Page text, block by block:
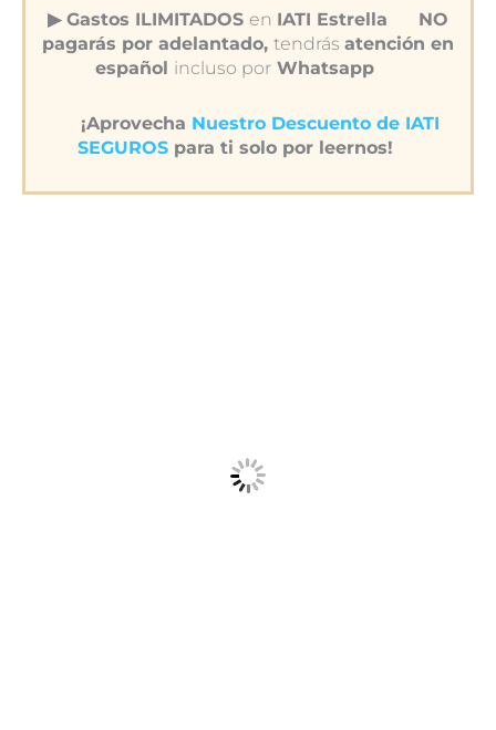
▶︎ Gastos ILIMITADOS en IATI Estrella
NO
pagarás por adelantado, tendrás atención en
español incluso por Whatsapp
¡Aprovecha Nuestro Descuento de IATI
SEGUROSpara ti solo por leernos!